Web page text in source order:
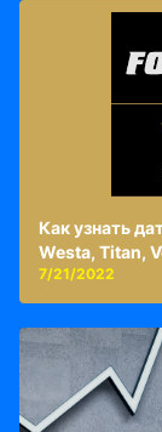
Как узнать
Westa, Titan,
7/21/2022